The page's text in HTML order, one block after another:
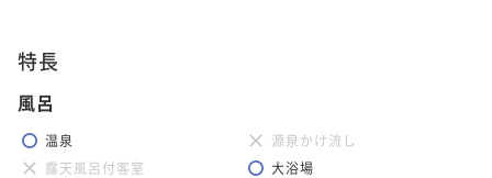
特長
風呂
温泉
源泉かけ流し
露天風呂付客室
大浴場